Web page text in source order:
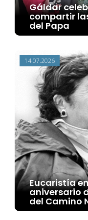
Gáldar
compartir
del Papa
14.07.2026
Eucaristía
aniversario
del Camino